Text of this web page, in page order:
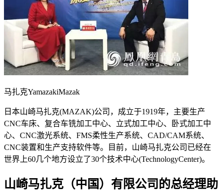
马扎克YamazakiMazak
日本山崎马扎克(MAZAK)公司，成立于1919年，主要生产
CNC车床、复合车铣加工中心、立式加工中心、卧式加工中
心、CNC激光系统、FMS柔性生产系统、CAD/CAM系统、
CNC装置和生产支持软件等。目前，山崎马扎克公司已经在
世界上60几个地方设立了30个技术中心(TechnologyCenter)。
山崎马扎克（中国）有限公司的总经理助